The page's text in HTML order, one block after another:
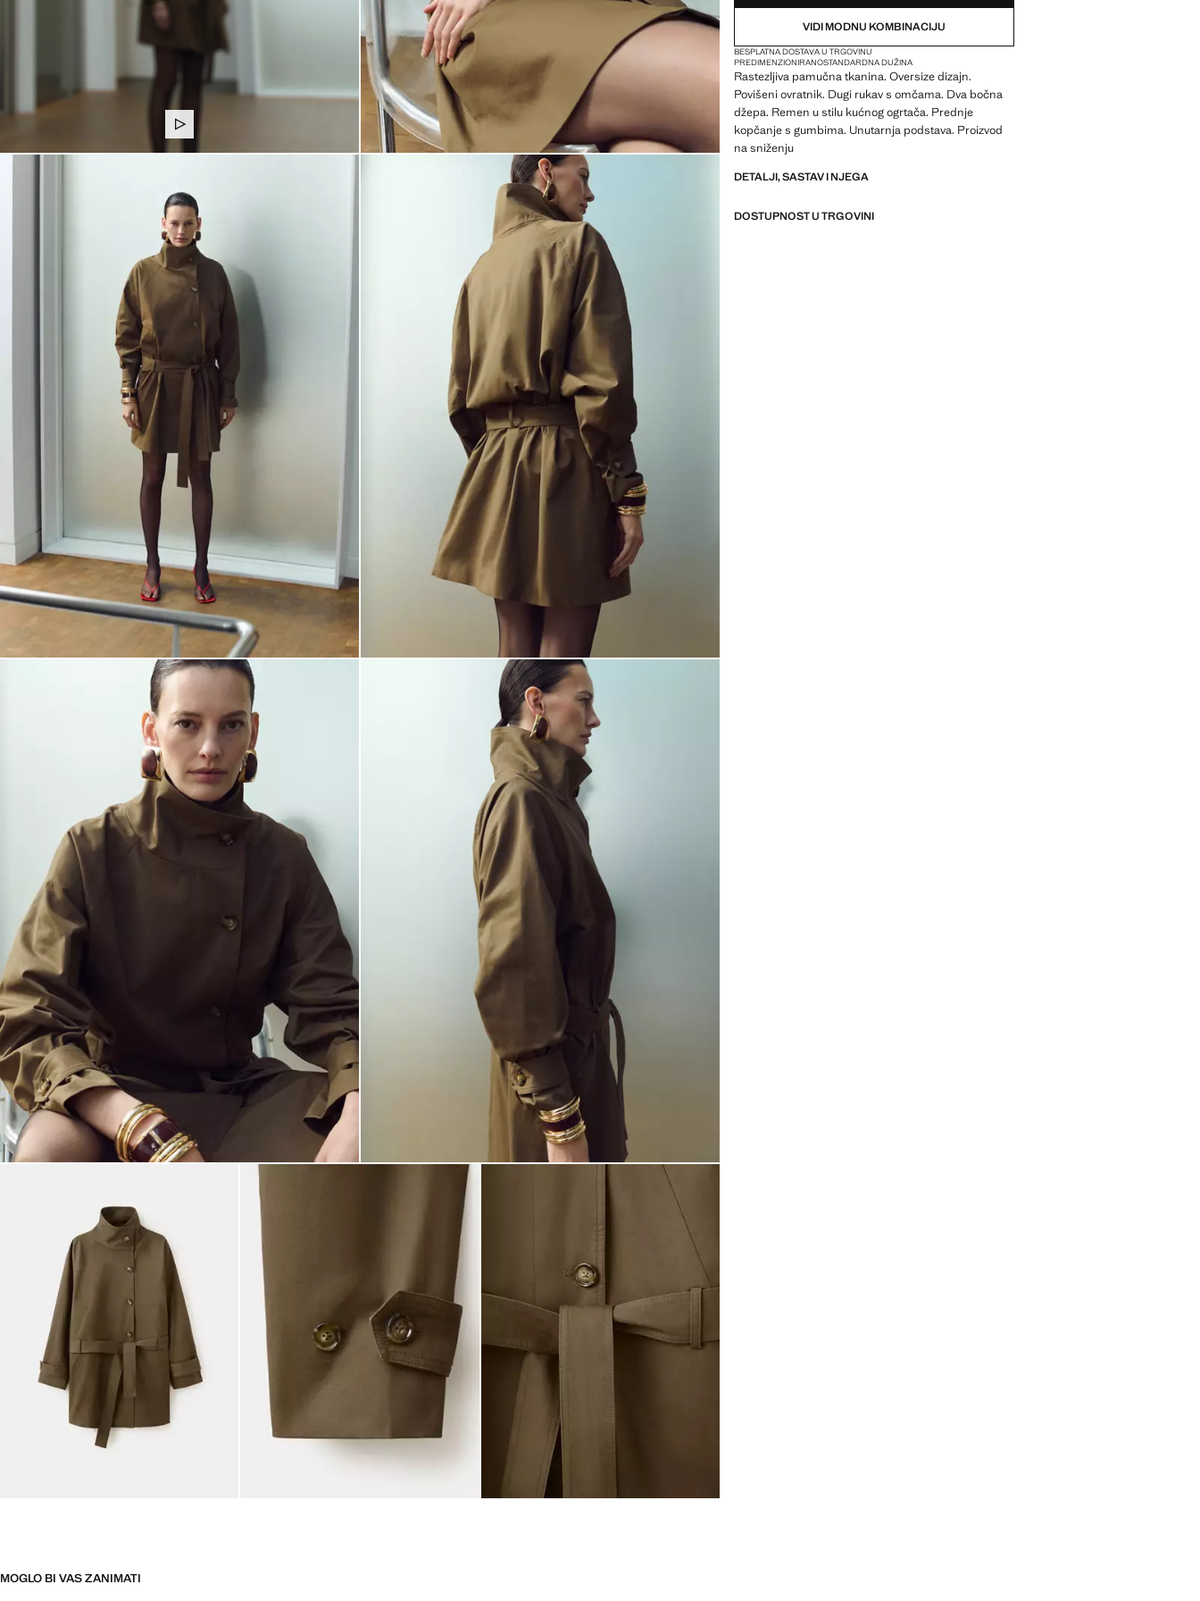
VIDI MODNU KOMBINACIJU
BESPLATNA DOSTAVA U TRGOVINU
PREDIMENZIONIRANOSTANDARDNA DUŽINA
Rastezljiva pamučna tkanina. Oversize dizajn.
Povišeni ovratnik. Dugi rukav s omčama. Dva bočna
džepa. Remen u stilu kućnog ogrtača. Prednje
kopčanje s gumbima. Unutarnja podstava. Proizvod
na sniženju
DETALJI, SASTAV I NJEGA
DOSTUPNOST U TRGOVINI
MOGLO BI VAS ZANIMATI